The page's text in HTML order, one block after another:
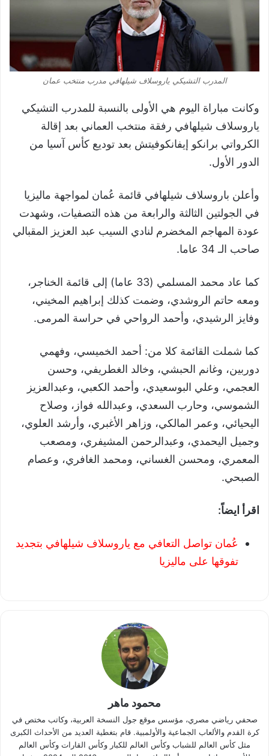
المدرب التشيكي ياروسلاف شيلهافي مدرب منتخب عمان
وكانت مباراة اليوم هي الأولى بالنسبة للمدرب التشيكي
ياروسلاف شيلهافي رفقة منتخب العماني بعد إقالة
الكرواتي برانكو إيفانكوفيتش بعد توديع كأس آسيا من
الدور الأول.
وأعلن باروسلاف شيلهافي قائمة عُمان لمواجهة ماليزيا
في الجولتين الثالثة والرابعة من هذه التصفيات، وشهدت
عودة المهاجم المخضرم لنادي السيب عبد العزيز المقبالي
صاحب الـ 34 عاما.
كما عاد محمد المسلمي (33 عاما) إلى قائمة الخناجر،
ومعه حاتم الروشدي، وضمت كذلك إبراهيم المخيني،
وفايز الرشيدي، وأحمد الرواحي في حراسة المرمى.
كما شملت القائمة كلا من: أحمد الخميسي، وفهمي
دوربين، وغانم الحبشي، وخالد الغطريفي، وحسن
العجمي، وعلي البوسعيدي، وأحمد الكعبي، وعبدالعزيز
الشموسي، وحارب السعدي، وعبدالله فواز، وصلاح
اليحيائي، وعمر المالكي، وزاهر الأغبري، وأرشد العلوي،
وجميل اليحمدي، وعبدالرحمن المشيفري، ومصعب
المعمري، ومحسن الغساني، ومحمد الغافري، وعصام
الصبحي.
اقرأ ايضاً:
عُمان تواصل التعافي مع ياروسلاف شيلهافي بتجديد
تفوقها على ماليزيا
محمود ماهر
صحفي رياضي مصري، مؤسس موقع جول النسخة العربية، وكاتب مختص في
كرة القدم والألعاب الجماعية والأولمبية. قام بتغطية العديد من الأحداث الكبرى
مثل كأس العالم للشباب وكأس العالم للكبار وكأس القارات وكأس العالم